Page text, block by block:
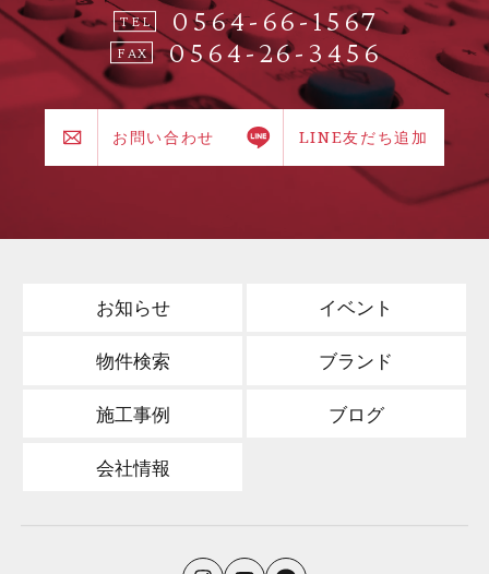
TEL 0564-66-1567
FAX 0564-26-3456
お問い合わせ LINE友だち追加
お知らせ イベント
物件検索 ブランド
施工事例 ブログ
会社情報